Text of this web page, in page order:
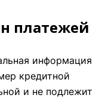
платежей
информация
кредитной
и не подлежит